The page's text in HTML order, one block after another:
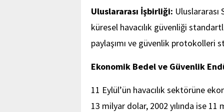
Uluslararası İşbirliği: Uluslararası
küresel havacılık güvenliği
paylaşımı ve güvenlik protokolleri
Ekonomik Bedel ve Güvenlik
11 Eylül’ün havacılık sektörüne
13 milyar dolar, 2002 yılında ise